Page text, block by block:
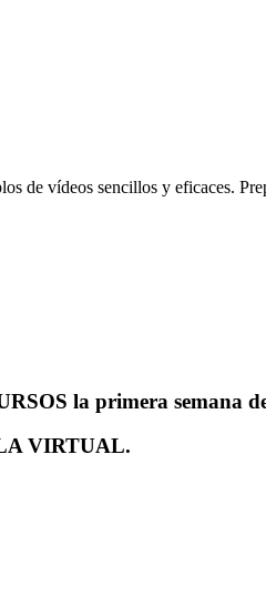
vídeos sencillos y eficaces.
la primera semana
VIRTUAL.